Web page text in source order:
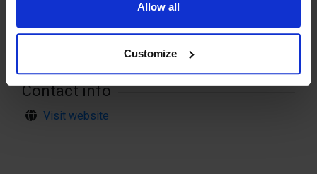
Allow all
Customize
Contact info
Visit website